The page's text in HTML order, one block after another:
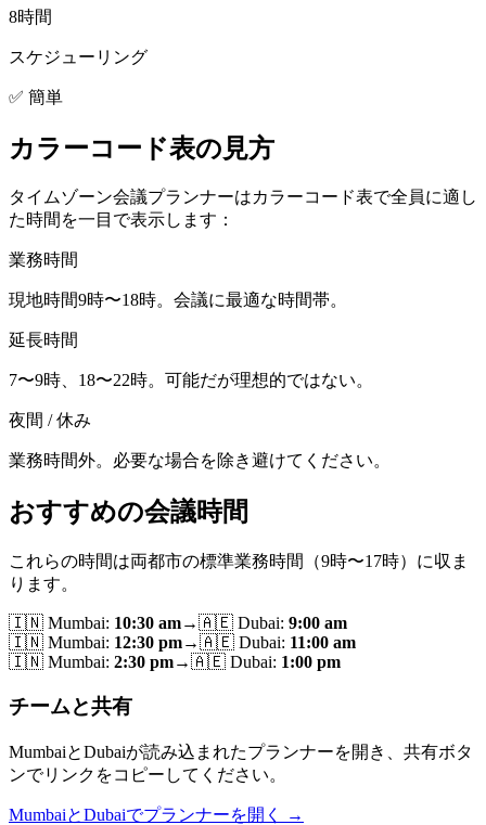
8時間
スケジューリング
✅ 簡単
カラーコード表の見方
タイムゾーン会議プランナーはカラーコード表で全員に適し
た時間を一目で表示します：
業務時間
現地時間9時〜18時。会議に最適な時間帯。
延長時間
7〜9時、18〜22時。可能だが理想的ではない。
夜間 / 休み
業務時間外。必要な場合を除き避けてください。
おすすめの会議時間
これらの時間は両都市の標準業務時間（9時〜17時）に収ま
ります。
🇮🇳 Mumbai: 10:30 am→🇦🇪 Dubai: 9:00 am
🇮🇳 Mumbai: 12:30 pm→🇦🇪 Dubai: 11:00 am
🇮🇳 Mumbai: 2:30 pm→🇦🇪 Dubai: 1:00 pm
チームと共有
MumbaiとDubaiが読み込まれたプランナーを開き、共有ボタ
ンでリンクをコピーしてください。
MumbaiとDubaiでプランナーを開く →